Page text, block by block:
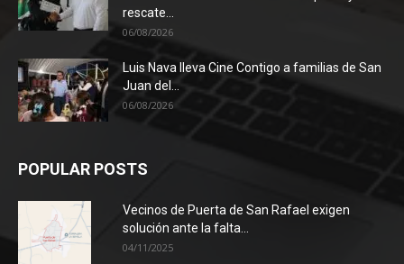
rescate...
06/08/2026
Luis Nava lleva Cine Contigo a familias de San
Juan del...
06/08/2026
POPULAR POSTS
Vecinos de Puerta de San Rafael exigen
solución ante la falta...
04/11/2025